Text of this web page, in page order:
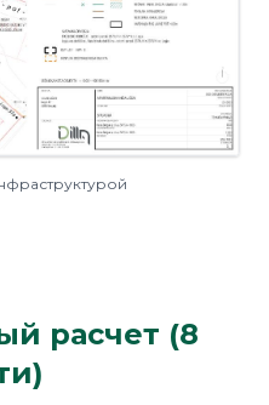
расчет (8